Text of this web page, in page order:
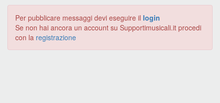
Per pubblicare messaggi devi eseguire il login
Se non hai ancora un account su Supportimusicali.it procedi
con la registrazione